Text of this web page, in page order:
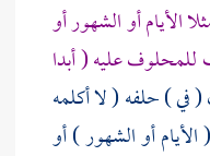
الأيام أو الشهور أو
للمحلوف عليه ( أبدا
في ) حلفه ( لا أكلمه
أو الشهور ) أو